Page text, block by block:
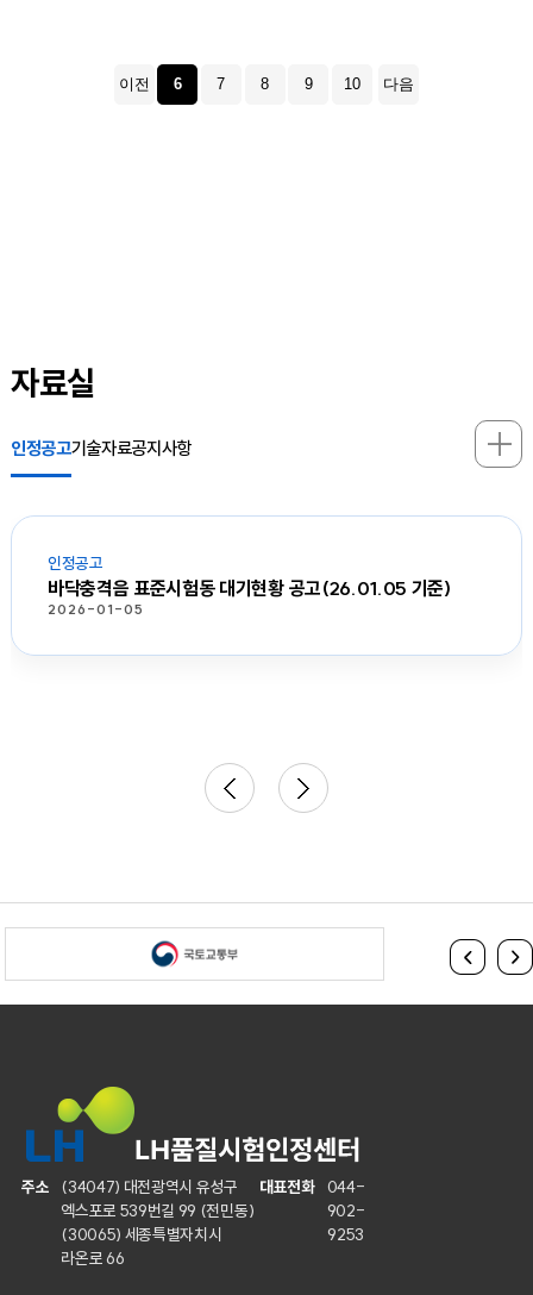
이전 6 7 8 9 10 다음
자료실
인정공고
인정공고
바닥충격음 표준시험동 대기현황 공고(26.01.05 기준)
2026-01-05
기술자료공지사항
주소
(34047) 대전광역시 유성구
엑스포로 539번길 99 (전민동)
(30065) 세종특별자치시
라온로 66
대표전화
044-
902-
9253